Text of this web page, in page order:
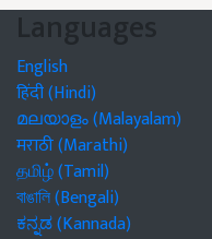
Languages
English
हिंदी (Hindi)
മലയാളം (Malayalam)
मराठी (Marathi)
தமிழ் (Tamil)
বাঙালি (Bengali)
ಕನ್ನಡ (Kannada)